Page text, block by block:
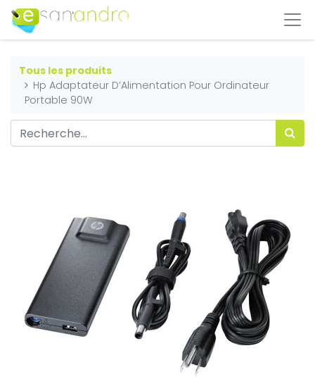
Tous les produits
Hp Adaptateur D’Alimentation Pour Ordinateur
Portable 90W